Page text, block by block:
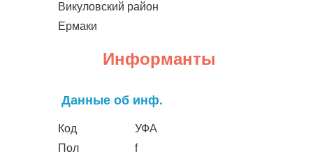
Викуловский район
Ермаки
Информанты
Данные об инф.
Код
УФА
Пол
f